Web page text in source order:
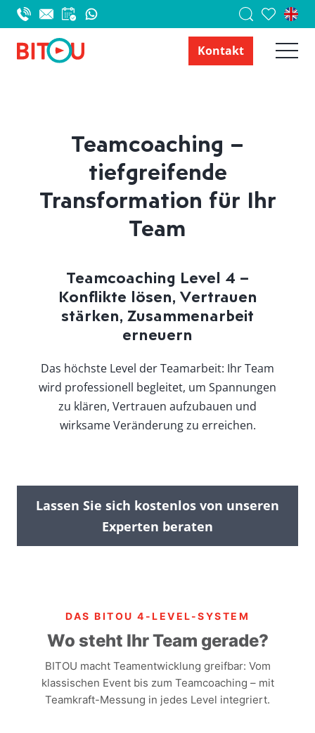
Kontakt
Teamcoaching –
tiefgreifende
Transformation für Ihr
Team
Teamcoaching Level 4 –
Konflikte lösen, Vertrauen
stärken, Zusammenarbeit
erneuern
Das höchste Level der Teamarbeit: Ihr Team
wird professionell begleitet, um Spannungen
zu klären, Vertrauen aufzubauen und
wirksame Veränderung zu erreichen.
Lassen Sie sich kostenlos von unseren
Experten beraten
DAS BITOU 4-LEVEL-SYSTEM
Wo steht Ihr Team gerade?
BITOU macht Teamentwicklung greifbar: Vom
klassischen Event bis zum Teamcoaching – mit
Teamkraft-Messung in jedes Level integriert.